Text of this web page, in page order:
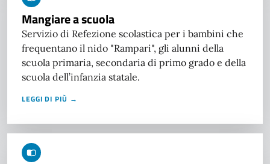
Mangiare a scuola
Servizio di Refezione scolastica per i bambini che
frequentano il nido "Rampari", gli alunni della
scuola primaria, secondaria di primo grado e della
scuola dell’infanzia statale.
LEGGI DI PIÙ →